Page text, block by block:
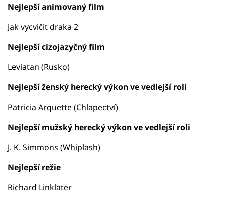
Nejlepší animovaný film
Jak vycvičit draka 2
Nejlepší cizojazyčný film
Leviatan (Rusko)
Nejlepší ženský herecký výkon ve vedlejší roli
Patricia Arquette (Chlapectví)
Nejlepší mužský herecký výkon ve vedlejší roli
J. K. Simmons (Whiplash)
Nejlepší režie
Richard Linklater